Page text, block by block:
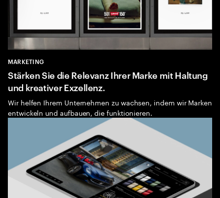
MARKETING
Stärken Sie die Relevanz Ihrer Marke mit Haltung
und kreativer Exzellenz.
Wir helfen Ihrem Unternehmen zu wachsen, indem wir Marken
entwickeln und aufbauen, die funktionieren.